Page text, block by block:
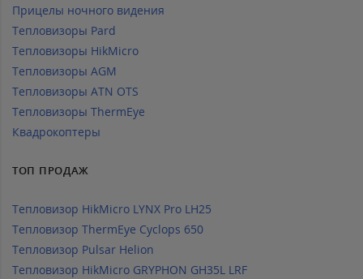
Прицелы ночного видения
Тепловизоры Pard
Тепловизоры HikMicro
Тепловизоры AGM
Тепловизоры ATN OTS
Тепловизоры ThermEye
Квадрокоптеры
ТОП ПРОДАЖ
Тепловизор HikMicro LYNX Pro LH25
Тепловизор ThermEye Cyclops 650
Тепловизор Pulsar Helion
Тепловизор HikMicro GRYPHON GH35L LRF